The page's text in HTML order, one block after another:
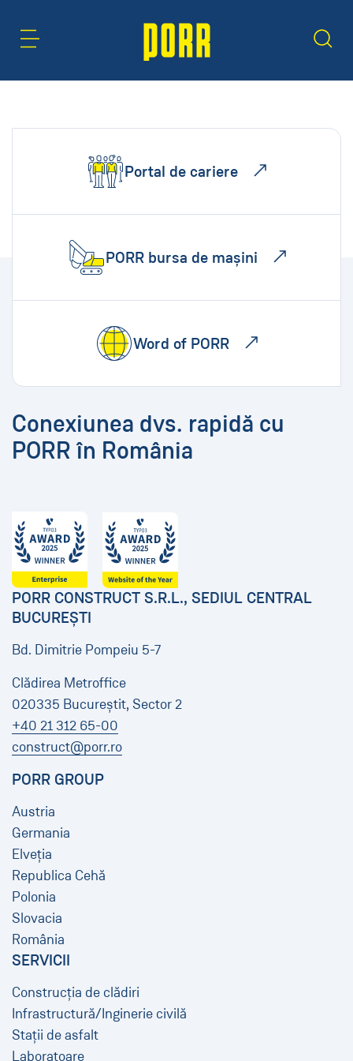
Portal de cariere
PORR bursa de mașini
Word of PORR
Conexiunea dvs. rapidă cu
PORR în România
PORR CONSTRUCT S.R.L., SEDIUL CENTRAL
BUCUREȘTI
Bd. Dimitrie Pompeiu 5-7
Clădirea Metroffice
020335 Bucureștit, Sector 2
+40 21 312 65-00
construct@porr.ro
PORR GROUP
Austria
Germania
Elveția
Republica Cehă
Polonia
Slovacia
România
SERVICII
Construcția de clădiri
Infrastructură/Inginerie civilă
Stații de asfalt
Laboratoare